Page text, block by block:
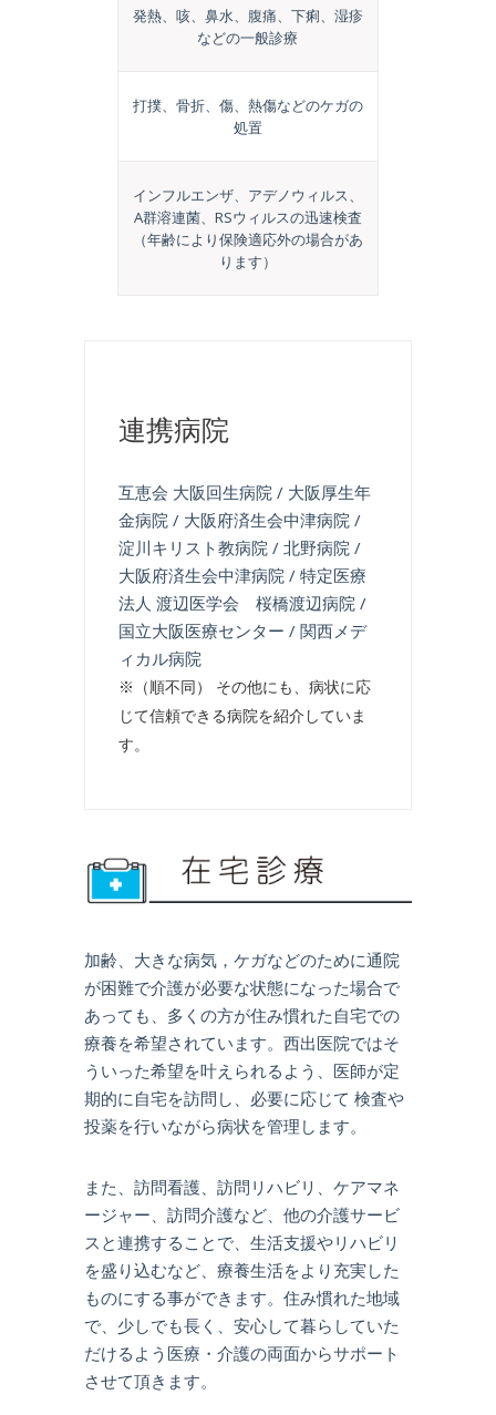
発熱、咳、鼻水、腹痛、下痢、湿疹
などの一般診療
打撲、骨折、傷、熱傷などのケガの
処置
インフルエンザ、アデノウィルス、
A群溶連菌、RSウィルスの迅速検査
（年齢により保険適応外の場合があ
ります）
連携病院
互恵会 大阪回生病院 / 大阪厚生年
金病院 / 大阪府済生会中津病院 /
淀川キリスト教病院 / 北野病院 /
大阪府済生会中津病院 / 特定医療
法人 渡辺医学会 桜橋渡辺病院 /
国立大阪医療センター / 関西メデ
ィカル病院
※（順不同） その他にも、病状に応
じて信頼できる病院を紹介していま
す。
加齢、大きな病気，ケガなどのために通院
が困難で介護が必要な状態になった場合で
あっても、多くの方が住み慣れた自宅での
療養を希望されています。西出医院ではそ
ういった希望を叶えられるよう、医師が定
期的に自宅を訪問し、必要に応じて 検査や
投薬を行いながら病状を管理します。
また、訪問看護、訪問リハビリ、ケアマネ
ージャー、訪問介護など、他の介護サービ
スと連携することで、生活支援やリハビリ
を盛り込むなど、療養生活をより充実した
ものにする事ができます。住み慣れた地域
で、少しでも長く、安心して暮らしていた
だけるよう医療・介護の両面からサポート
させて頂きます。